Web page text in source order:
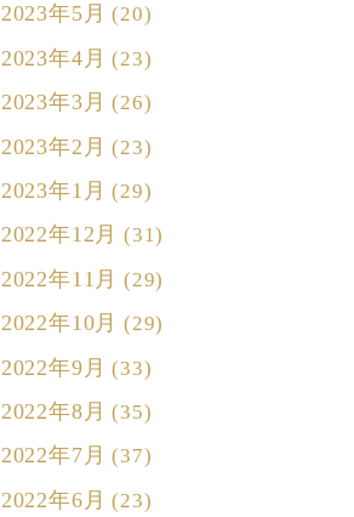
2023年5月 (20)
2023年4月 (23)
2023年3月 (26)
2023年2月 (23)
2023年1月 (29)
2022年12月 (31)
2022年11月 (29)
2022年10月 (29)
2022年9月 (33)
2022年8月 (35)
2022年7月 (37)
2022年6月 (23)